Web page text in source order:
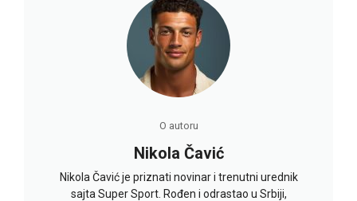
O autoru
Nikola Čavić
Nikola Čavić je priznati novinar i trenutni urednik
sajta Super Sport. Rođen i odrastao u Srbiji,